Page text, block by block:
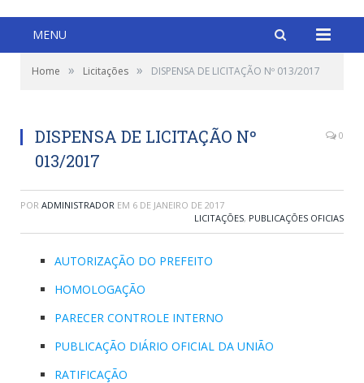
MENU
Home » Licitações » DISPENSA DE LICITAÇÃO Nº 013/2017
DISPENSA DE LICITAÇÃO Nº
013/2017
0
POR ADMINISTRADOR EM 6 DE JANEIRO DE 2017
LICITAÇÕES, PUBLICAÇÕES OFICIAS
AUTORIZAÇÃO DO PREFEITO
HOMOLOGAÇÃO
PARECER CONTROLE INTERNO
PUBLICAÇÃO DIÁRIO OFICIAL DA UNIÃO
RATIFICAÇÃO